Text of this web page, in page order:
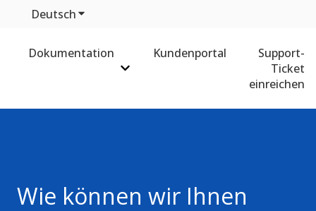
DeutschUntermenü für Übersetzungen anzeigen
Dokumentation
Untermenü für Dokumentation
Kundenportal
Support-
Ticket
einreichen
Wie können wir Ihnen